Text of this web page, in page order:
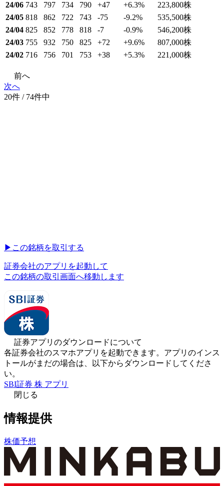
24/06 743 797 734 790 +47 +6.3% 223,800株
24/05 818 862 722 743 -75 -9.2% 535,500株
24/04 825 852 778 818 -7 -0.9% 546,200株
24/03 755 932 750 825 +72 +9.6% 807,000株
24/02 716 756 701 753 +38 +5.3% 221,000株
前へ
次へ
20件 / 74件中
▶︎ この銘柄を取引する
証券会社のアプリを起動して
この銘柄の取引画面へ移動します
証券アプリのダウンロードについて
各証券会社のスマホアプリを起動できます。アプリのインス
トールがまだの場合は、以下からダウンロードしてくださ
い。
SBI証券 株 アプリ
閉じる
情報提供
株価予想